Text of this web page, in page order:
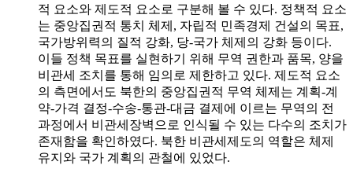
적 요소와 제도적 요소로 구분해 볼 수 있다. 정책적 요소
는 중앙집권적 통치 체제, 자립적 민족경제 건설의 목표,
국가방위력의 질적 강화, 당-국가 체제의 강화 등이다.
이들 정책 목표를 실현하기 위해 무역 권한과 품목, 양을
비관세 조치를 통해 임의로 제한하고 있다. 제도적 요소
의 측면에서도 북한의 중앙집권적 무역 체제는 계획-계
약-가격 결정-수송-통관-대금 결제에 이르는 무역의 전
과정에서 비관세장벽으로 인식될 수 있는 다수의 조치가
존재함을 확인하였다. 북한 비관세제도의 역할은 체제
유지와 국가 계획의 관철에 있었다.